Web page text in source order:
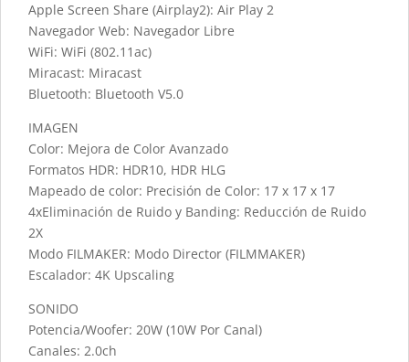
Apple Screen Share (Airplay2): Air Play 2
Navegador Web: Navegador Libre
WiFi: WiFi (802.11ac)
Miracast: Miracast
Bluetooth: Bluetooth V5.0
IMAGEN
Color: Mejora de Color Avanzado
Formatos HDR: HDR10, HDR HLG
Mapeado de color: Precisión de Color: 17 x 17 x 17
4xEliminación de Ruido y Banding: Reducción de Ruido
2X
Modo FILMAKER: Modo Director (FILMMAKER)
Escalador: 4K Upscaling
SONIDO
Potencia/Woofer: 20W (10W Por Canal)
Canales: 2.0ch